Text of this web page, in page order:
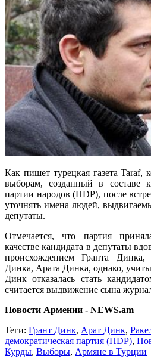
Как пишет турецкая газета Taraf,
выборам, созданный в составе
партии народов (HDP), после
уточнять имена людей,
депутаты.
Отмечается, что партия
качестве кандидата в депутаты
происхождением Гранта
Динка, Арата Динка, однако,
Динк отказалась стать
считается выдвижение сына
Новости Армении - NEWS.am
Теги: Грант Динк, Арат Динк,
демократическая партия (HDP),
Курды, Выборы, Армяне в Турции